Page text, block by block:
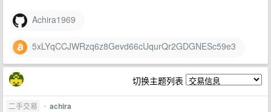
Achira1969
5xLYqCCJWRzq6z8Gevd66cUqurQr2GDGNESc59e3
切换主题列表
二手交易 • achira